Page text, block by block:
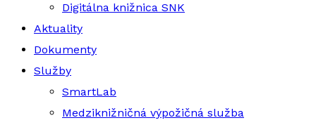
Digitálna knižnica SNK
Aktuality
Dokumenty
Služby
SmartLab
Medziknižničná výpožičná služba